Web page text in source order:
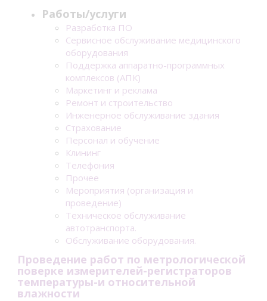
Работы/услуги
Разработка ПО
Сервисное обслуживание медицинского
оборудования
Поддержка аппаратно-программных
комплексов (АПК)
Маркетинг и реклама
Ремонт и строительство
Инженерное обслуживание здания
Страхование
Персонал и обучение
Клининг
Телефония
Прочее
Мероприятия (организация и
проведение)
Техническое обслуживание
автотранспорта.
Обслуживание оборудования.
Проведение работ по метрологической
поверке измерителей-регистраторов
температуры-и относительной
влажности